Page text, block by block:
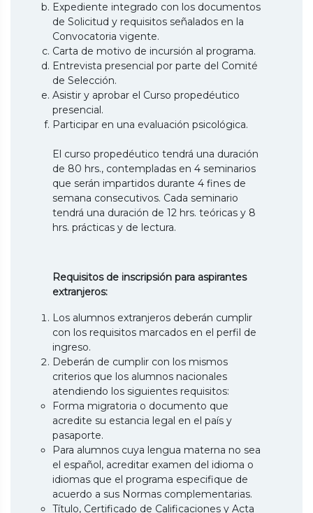
Expediente integrado con los documentos
de Solicitud y requisitos señalados en la
Convocatoria vigente.
Carta de motivo de incursión al programa.
Entrevista presencial por parte del Comité
de Selección.
Asistir y aprobar el Curso propedéutico
presencial.
Participar en una evaluación psicológica.
El curso propedéutico tendrá una duración
de 80 hrs., contempladas en 4 seminarios
que serán impartidos durante 4 fines de
semana consecutivos. Cada seminario
tendrá una duración de 12 hrs. teóricas y 8
hrs. prácticas y de lectura.
Requisitos de inscripsión para aspirantes
extranjeros:
Los alumnos extranjeros deberán cumplir
con los requisitos marcados en el perfil de
ingreso.
Deberán de cumplir con los mismos
criterios que los alumnos nacionales
atendiendo los siguientes requisitos:
Forma migratoria o documento que
acredite su estancia legal en el país y
pasaporte.
Para alumnos cuya lengua materna no sea
el español, acreditar examen del idioma o
idiomas que el programa especifique de
acuerdo a sus Normas complementarias.
Título, Certificado de Calificaciones y Acta